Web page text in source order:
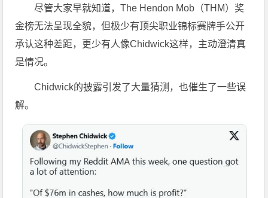
尽管大家早就知道，The Hendon Mob（THM）奖
金榜无法呈现全貌，但极少有顶尖职业锦标赛牌手公开
承认这种差距，更少有人像Chidwick这样，主动澄清真
是情况。
Chidwick的披露引发了大量猜测，也催生了一些误
解。